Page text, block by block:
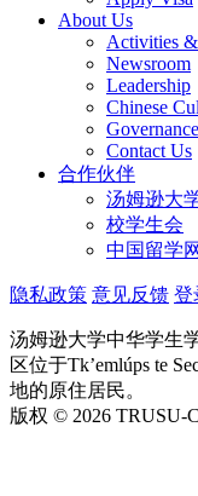
About Us
Activities
Newsroom
Leadership
Chinese
Governance
Contact Us
合作伙伴
汤姆逊大
校学生会
中国留学网
隐私政策 意见反馈 登
汤姆逊大学中华学生
区位于Tk’emlúps te
地的原住居民。
版权 © 2026 TRUSU-